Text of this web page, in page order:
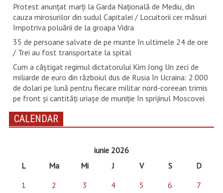
Protest anunțat marți la Garda Națională de Mediu, din
cauza mirosurilor din sudul Capitalei / Locuitorii cer măsuri
împotriva poluării de la groapa Vidra
35 de persoane salvate de pe munte în ultimele 24 de ore
/ Trei au fost transportate la spital
Cum a câștigat regimul dictatorului Kim Jong Un zeci de
miliarde de euro din războiul dus de Rusia în Ucraina: 2.000
de dolari pe lună pentru fiecare militar nord-coreean trimis
pe front și cantități uriașe de muniție în sprijinul Moscovei
CALENDAR
iunie 2026
L
Ma Mi J V S
D
1
2 3 4 5 6
7